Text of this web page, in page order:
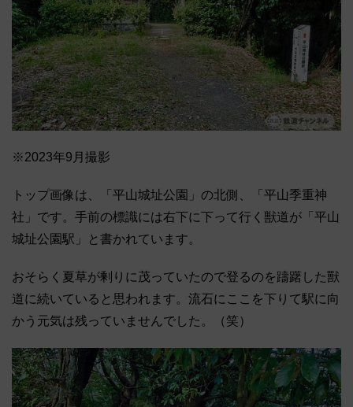
※2023年9月撮影
トップ画像は、「平山城址公園」の北側、「平山季重神
社」です。手前の標識には右下に下って行く獣道が「平山
城址公園駅」と書かれています。
おそらく夏草が剰りに茂っていたので登るのを躊躇した獸
道に続いていると思われます。流石にここを下りて駅に向
かう元気は残っていませんでした。（笑）